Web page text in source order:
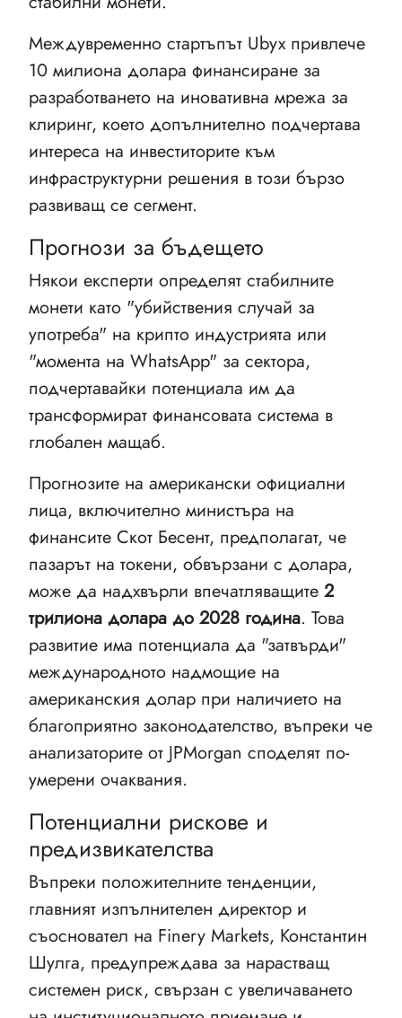
Междувременно стартъпът Ubyx привлече
10 милиона долара финансиране за
разработването на иновативна мрежа за
клиринг, което допълнително подчертава
интереса на инвеститорите към
инфраструктурни решения в този бързо
развиващ се сегмент.
Прогнози за бъдещето
Някои експерти определят стабилните
монети като "убийствения случай за
употреба" на крипто индустрията или
"момента на WhatsApp" за сектора,
подчертавайки потенциала им да
трансформират финансовата система в
глобален мащаб.
Прогнозите на американски официални
лица, включително министъра на
финансите Скот Бесент, предполагат, че
пазарът на токени, обвързани с долара,
може да надхвърли впечатляващите 2
трилиона долара до 2028 година. Това
развитие има потенциала да "затвърди"
международното надмощие на
американския долар при наличието на
благоприятно законодателство, въпреки че
анализаторите от JPMorgan споделят по-
умерени очаквания.
Потенциални рискове и
предизвикателства
Въпреки положителните тенденции,
главният изпълнителен директор и
съосновател на Finery Markets, Константин
Шулга, предупреждава за нарастващ
системен риск, свързан с увеличаването